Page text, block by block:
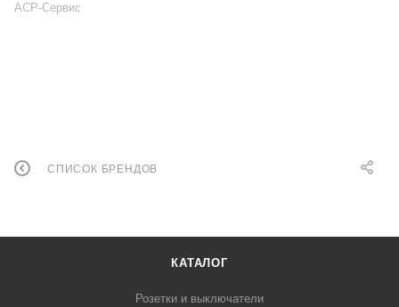
АСР-Сервис
СПИСОК БРЕНДОВ
КАТАЛОГ
Розетки и выключатели